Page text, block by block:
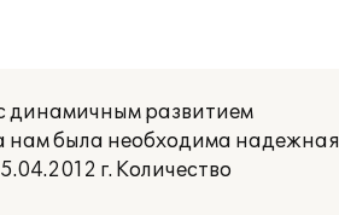
динамичным развитием
нам была необходима надежная
г. Количество